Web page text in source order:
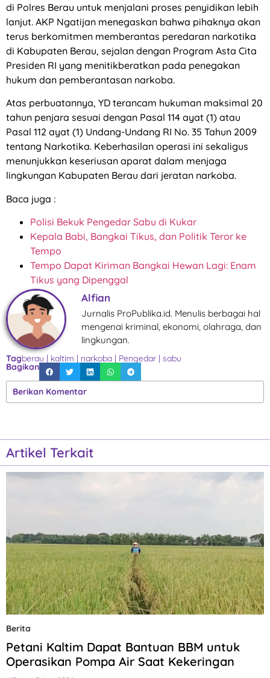
di Polres Berau untuk menjalani proses penyidikan lebih
lanjut. AKP Ngatijan menegaskan bahwa pihaknya akan
terus berkomitmen memberantas peredaran narkotika
di Kabupaten Berau, sejalan dengan Program Asta Cita
Presiden RI yang menitikberatkan pada penegakan
hukum dan pemberantasan narkoba.
Atas perbuatannya, YD terancam hukuman maksimal 20
tahun penjara sesuai dengan Pasal 114 ayat (1) atau
Pasal 112 ayat (1) Undang-Undang RI No. 35 Tahun 2009
tentang Narkotika. Keberhasilan operasi ini sekaligus
menunjukkan keseriusan aparat dalam menjaga
lingkungan Kabupaten Berau dari jeratan narkoba.
Baca juga :
Polisi Bekuk Pengedar Sabu di Kukar
Kepala Babi, Bangkai Tikus, dan Politik Teror ke
Tempo
Tempo Dapat Kiriman Bangkai Hewan Lagi: Enam
Tikus yang Dipenggal
Alfian
Jurnalis ProPublika.id. Menulis berbagai hal
mengenai kriminal, ekonomi, olahraga, dan
lingkungan.
Tagberau | kaltim | narkoba | Pengedar | sabu
Bagikan
Berikan Komentar
Artikel Terkait
Berita
Petani Kaltim Dapat Bantuan BBM untuk
Operasikan Pompa Air Saat Kekeringan